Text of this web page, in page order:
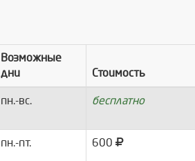
Возможные
дни
Стоимость
пн.-вс. бесплатно
пн.-пт. 600